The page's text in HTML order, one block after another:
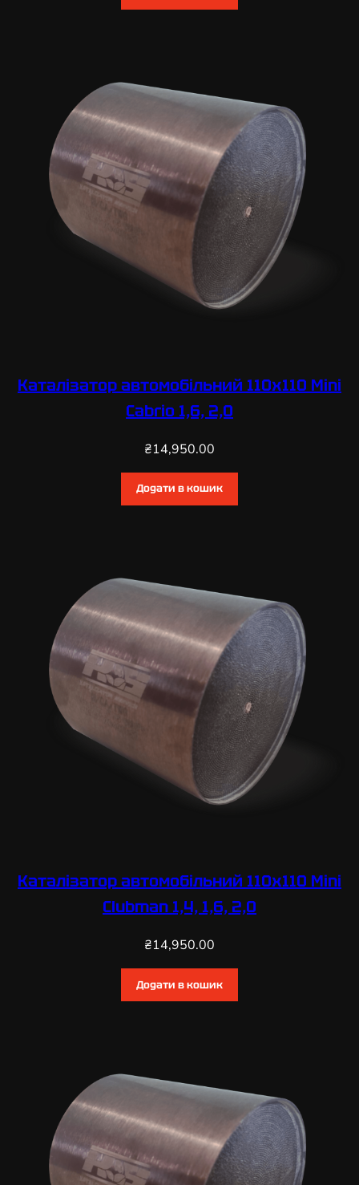
Каталізатор автомобільний 110х110 Mini
Cabrio 1,6, 2,0
₴14,950.00
Додати в кошик
Каталізатор автомобільний 110х110 Mini
Clubman 1,4, 1,6, 2,0
₴14,950.00
Додати в кошик